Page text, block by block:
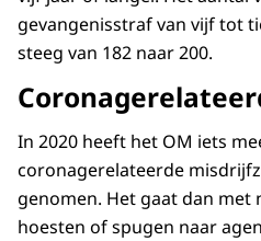
gevangenisstraf van vijf tot
steeg van 182 naar 200.
In 2020 heeft het OM iets
coronagerelateerde
genomen. Het gaat dan met
hoesten of spugen naar